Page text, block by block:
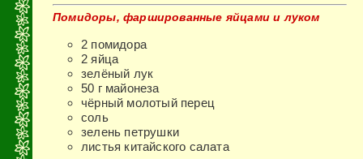
Помидоры, фаршированные яйцами и луком
2 помидора
2 яйца
зелёный лук
50 г майонеза
чёрный молотый перец
соль
зелень петрушки
листья китайского салата